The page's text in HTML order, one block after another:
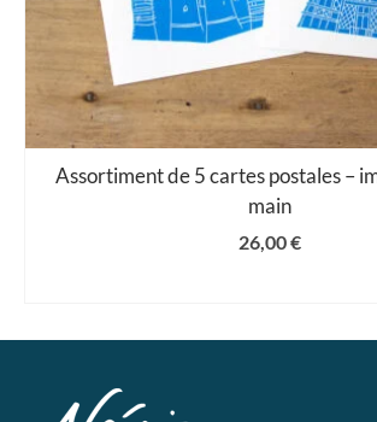
Assortiment de 5 cartes postales –
main
26,00€